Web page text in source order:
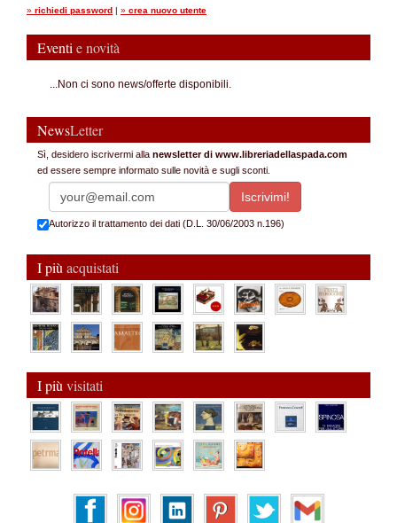
» richiedi password | » crea nuovo utente
Eventi e novità
...Non ci sono news/offerte disponibili.
NewsLetter
Sì, desidero iscrivermi alla newsletter di www.libreriadellaspada.com
ed essere sempre informato sulle novità e sugli sconti.
Autorizzo il trattamento dei dati (D.L. 30/06/2003 n.196)
I più acquistati
I più visitati